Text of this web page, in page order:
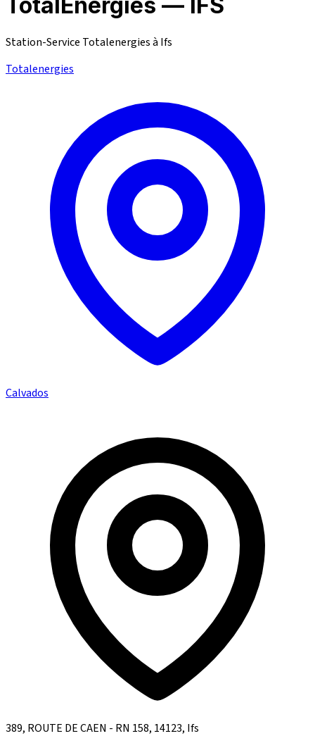
TotalEnergies — IFS
Station-Service Totalenergies à Ifs
Totalenergies
Calvados
389, ROUTE DE CAEN - RN 158, 14123, Ifs